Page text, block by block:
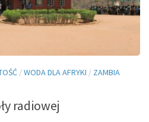
/WODA DLA AFRYKI / ZAMBIA
radiowej